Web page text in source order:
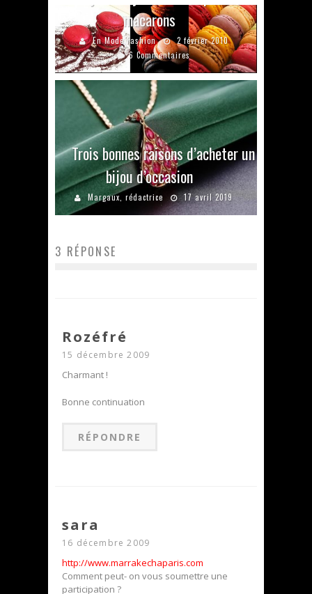
macarons
En Mode Fashion
2 février 2010
6 Commentaires
Trois bonnes raisons d’acheter un
bijou d’occasion
Margaux, rédactrice 17 avril 2019
3 RÉPONSE
Rozéfré
15 décembre 2009
Charmant !
Bonne continuation
RÉPONDRE
sara
16 décembre 2009
http://www.marrakechaparis.com
Comment peut- on vous soumettre une
participation ?